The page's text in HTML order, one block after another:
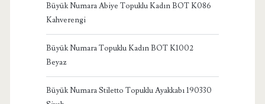
Büyük Numara Abiye Topuklu Kadın BOT K086
Kahverengi
Büyük Numara Topuklu Kadın BOT K1002
Beyaz
Büyük Numara Stiletto Topuklu Ayakkabı 190330